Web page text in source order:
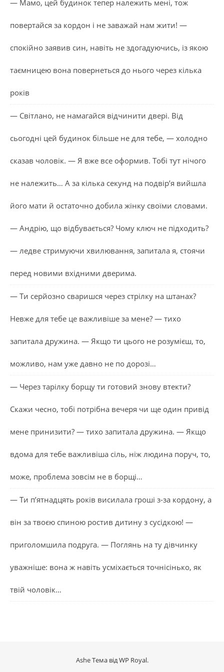
— Мамо, цей будинок тепер належить мені, тож
повертайся за кордон і не заважай нам жити! —
спокійно заявив син, навіть не здогадуючись, із якою
таємницею вона повернеться до нього через кілька
років
— Світлано, не намагайся відчинити двері. Від
сьогодні цей будинок більше не для тебе, — холодно
сказав чоловік. — Я вже все оформив. Тобі тут нічого
не належить… А за кілька секунд на подвір’я вийшла
його мати й остаточно добила жінку своїми словами.
— Андрію, що відбувається? Чому ключ не підходить?
— ледве стримуючи хвилювання, запитала я, стоячи
перед новими вхідними дверима.
— Ти серйозно сваришся через стрілку на штанах?
Невже для тебе це важливіше за мене? — тихо
запитала дружина. — Якщо ти цього не розумієш, то,
можливо, нам уже давно не по дорозі…
— Через тарілку борщу ти готовий знову втекти?
Скажи чесно, тобі потрібна вечеря чи ще один привід
мене принизити? — тихо запитала дружина. — Якщо
вдома для тебе важливіша сіль, ніж людина поруч, то,
може, проблема зовсім не в борщі…
— Ти п’ятнадцять років висилала гроші з-за кордону, а
він за твоєю спиною ростив дитину з сусідкою! —
приголомшила подруга. — Поглянь на ту дівчинку
уважніше: вона ж навіть усміхається точнісінько, як
твій чоловік…
Ashe Тема відWP Royal.